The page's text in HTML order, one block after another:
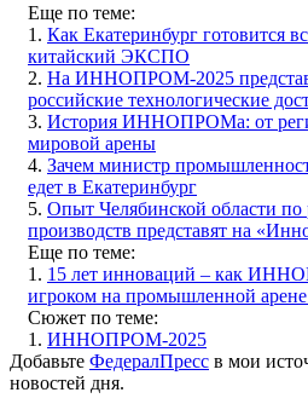
Еще по теме:
1. Как Екатеринбург готовится
китайский ЭКСПО
2. На ИННОПРОМ-2025
российские технологические
3. История ИННОПРОМа: от
мировой арены
4. Зачем министр
едет в Екатеринбург
5. Опыт Челябинской области по
производств представят на
Еще по теме:
1. 15 лет инноваций – как
игроком на промышленной
Сюжет по теме:
1. ИННОПРОМ-2025
Добавьте ФедералПресс в мои
новостей дня.